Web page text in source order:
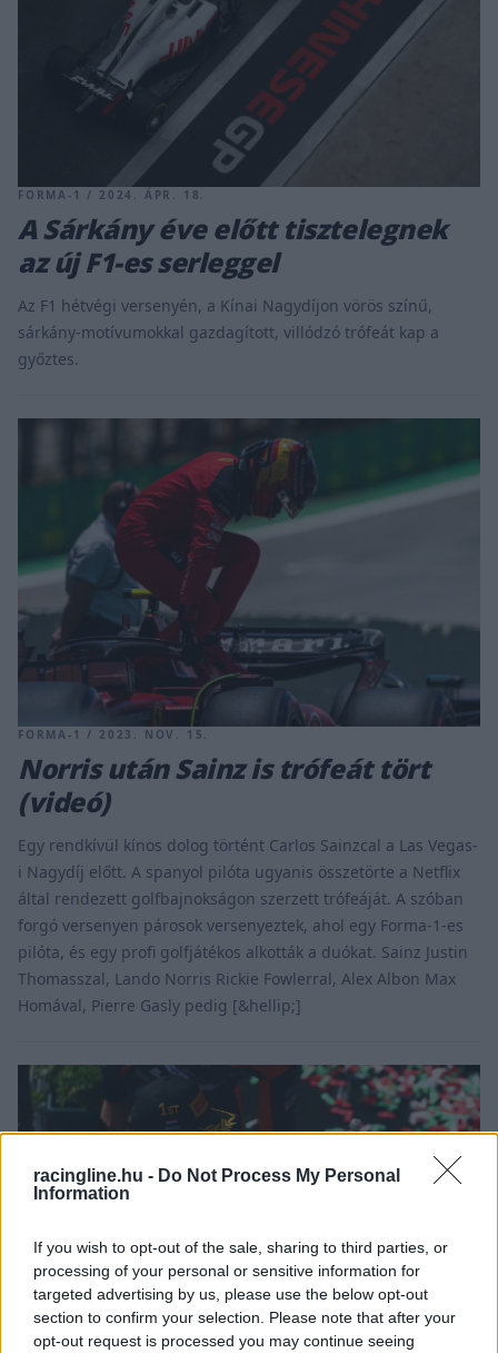
racingline.hu - Do Not Process My Personal
Information
If you wish to opt-out of the sale, sharing to third parties, or
processing of your personal or sensitive information for
targeted advertising by us, please use the below opt-out
section to confirm your selection. Please note that after your
opt-out request is processed you may continue seeing
FORMA-1 / 2024. ÁPR. 18.
A Sárkány éve előtt tisztelegnek
az új F1-es serleggel
Az F1 hétvégi versenyén, a Kínai Nagydíjon vörös színű,
sárkány-motívumokkal gazdagított, villódzó trófeát kap a
győztes.
FORMA-1 / 2023. NOV. 15.
Norris után Sainz is trófeát tört
(videó)
Egy rendkívül kínos dolog történt Carlos Sainzcal a Las Vegas-
i Nagydíj előtt. A spanyol pilóta ugyanis összetörte a Netflix
által rendezett golfbajnokságon szerzett trófeáját. A szóban
forgó versenyen párosok versenyeztek, ahol egy Forma-1-es
pilóta, és egy profi golfjátékos alkották a duókat. Sainz Justin
Thomasszal, Lando Norris Rickie Fowlerral, Alex Albon Max
Homával, Pierre Gasly pedig [&hellip;]